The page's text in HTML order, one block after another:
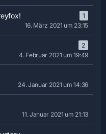
1
16. März 2021 um 23:15
2
4. Februar 2021 um 19:49
24. Januar 2021 um 14:36
11. Januar 2021 um 21:13